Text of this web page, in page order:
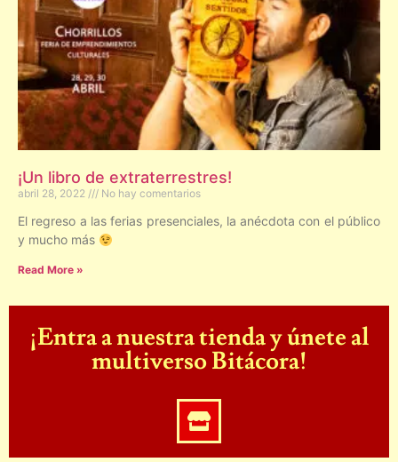
¡Un libro de extraterrestres!
abril 28, 2022 No hay comentarios
El regreso a las ferias presenciales, la anécdota con el público
y mucho más
Read More »
¡Entra a nuestra tienda y únete al
multiverso Bitácora!